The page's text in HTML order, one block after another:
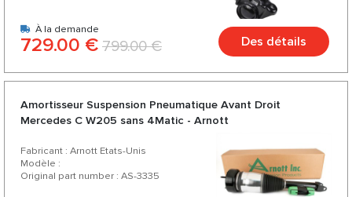
À la demande
729.00 € 799.00 € Des détails
Amortisseur Suspension Pneumatique Avant Droit
Mercedes C W205 sans 4Matic - Arnott
Fabricant : Arnott Etats-Unis
Modèle :
Original part number : AS-3335